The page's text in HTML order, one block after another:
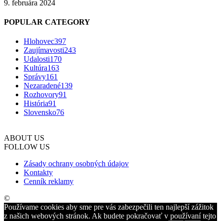
9. februára 2024
POPULAR CATEGORY
Hlohovec397
Zaujímavosti243
Udalosti170
Kultúra163
Správy161
Nezaradené139
Rozhovory91
História91
Slovensko76
ABOUT US
FOLLOW US
Zásady ochrany osobných údajov
Kontakty
Cenník reklamy
©
Používame cookies aby sme pre vás zabezpečili ten najlepší zážitok
z našich webových stránok. Ak budete pokračovať v používaní tejto